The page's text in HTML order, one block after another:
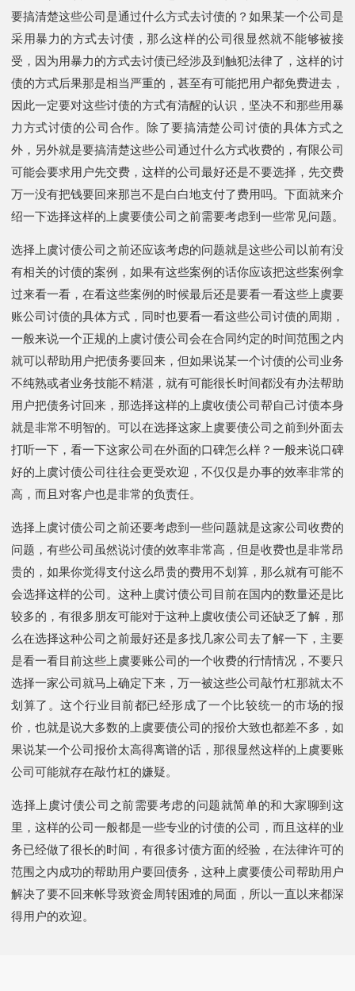
要搞清楚这些公司是通过什么方式去讨债的？如果某一个公司是
采用暴力的方式去讨债，那么这样的公司很显然就不能够被接
受，因为用暴力的方式去讨债已经涉及到触犯法律了，这样的讨
债的方式后果那是相当严重的，甚至有可能把用户都免费进去，
因此一定要对这些讨债的方式有清醒的认识，坚决不和那些用暴
力方式讨债的公司合作。除了要搞清楚公司讨债的具体方式之
外，另外就是要搞清楚这些公司通过什么方式收费的，有限公司
可能会要求用户先交费，这样的公司最好还是不要选择，先交费
万一没有把钱要回来那岂不是白白地支付了费用吗。下面就来介
绍一下选择这样的上虞要债公司之前需要考虑到一些常见问题。
选择上虞讨债公司之前还应该考虑的问题就是这些公司以前有没
有相关的讨债的案例，如果有这些案例的话你应该把这些案例拿
过来看一看，在看这些案例的时候最后还是要看一看这些上虞要
账公司讨债的具体方式，同时也要看一看这些公司讨债的周期，
一般来说一个正规的上虞讨债公司会在合同约定的时间范围之内
就可以帮助用户把债务要回来，但如果说某一个讨债的公司业务
不纯熟或者业务技能不精湛，就有可能很长时间都没有办法帮助
用户把债务讨回来，那选择这样的上虞收债公司帮自己讨债本身
就是非常不明智的。可以在选择这家上虞要债公司之前到外面去
打听一下，看一下这家公司在外面的口碑怎么样？一般来说口碑
好的上虞讨债公司往往会更受欢迎，不仅仅是办事的效率非常的
高，而且对客户也是非常的负责任。
选择上虞讨债公司之前还要考虑到一些问题就是这家公司收费的
问题，有些公司虽然说讨债的效率非常高，但是收费也是非常昂
贵的，如果你觉得支付这么昂贵的费用不划算，那么就有可能不
会选择这样的公司。这种上虞讨债公司目前在国内的数量还是比
较多的，有很多朋友可能对于这种上虞收债公司还缺乏了解，那
么在选择这种公司之前最好还是多找几家公司去了解一下，主要
是看一看目前这些上虞要账公司的一个收费的行情情况，不要只
选择一家公司就马上确定下来，万一被这些公司敲竹杠那就太不
划算了。这个行业目前都已经形成了一个比较统一的市场的报
价，也就是说大多数的上虞要债公司的报价大致也都差不多，如
果说某一个公司报价太高得离谱的话，那很显然这样的上虞要账
公司可能就存在敲竹杠的嫌疑。
选择上虞讨债公司之前需要考虑的问题就简单的和大家聊到这
里，这样的公司一般都是一些专业的讨债的公司，而且这样的业
务已经做了很长的时间，有很多讨债方面的经验，在法律许可的
范围之内成功的帮助用户要回债务，这种上虞要债公司帮助用户
解决了要不回来帐导致资金周转困难的局面，所以一直以来都深
得用户的欢迎。